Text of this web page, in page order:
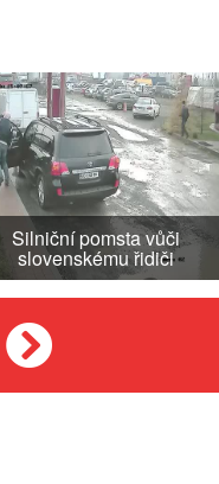
Silniční pomsta vůči
slovenskému řidiči